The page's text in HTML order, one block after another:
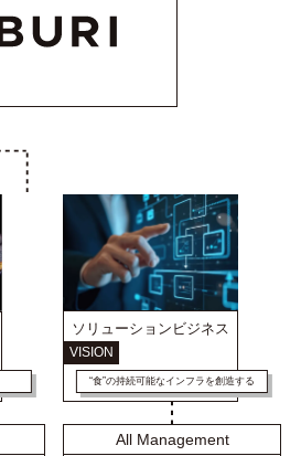
ソリューションビジネス
VISION
“食”の持続可能なインフラを創造する
All Management